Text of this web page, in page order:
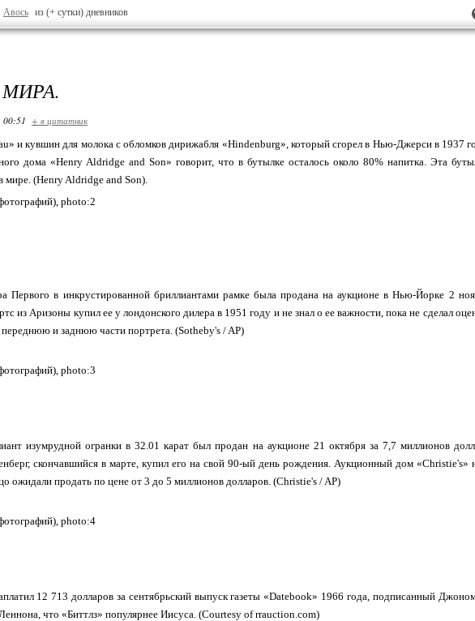
Авось из (+ сутки) дневников
00:51 + в цитатник
и кувшин для молока с обломков дирижабля «Hindenburg», который сгорел в Нью-Джерси в 1937
дома «Henry Aldridge and Son» говорит, что в бутылке осталось около 80% напитка. Эта
мире. (Henry Aldridge and Son).
Первого в инкрустированной бриллиантами рамке была продана на аукционе в Нью-Йорке 2
из Аризоны купил ее у лондонского дилера в 1951 году и не знал о ее важности, пока не сделал
и заднюю части портрета. (Sotheby's / AP)
изумрудной огранки в 32.01 карат был продан на аукционе 21 октября за 7,7 миллионов
скончавшийся в марте, купил его на свой 90-ый день рождения. Аукционный дом «Christie's»
ожидали продать по цене от 3 до 5 миллионов долларов. (Christie's / AP)
12 713 долларов за сентябрьский выпуск газеты «Datebook» 1966 года, подписанный
что «Биттлз» популярнее Иисуса. (Courtesy of rrauction.com)